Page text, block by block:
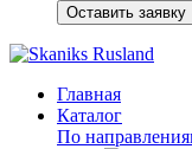
Оставить заявку
Главная
Каталог
По